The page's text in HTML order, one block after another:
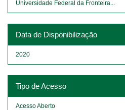
Universidade Federal da Fronteira...
Data de Disponibilização
2020
Tipo de Acesso
Acesso Aberto